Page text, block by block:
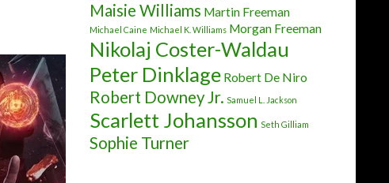
Maisie Williams Martin Freeman
Michael Caine Michael K. Williams Morgan Freeman
Nikolaj Coster-Waldau
Peter Dinklage Robert De Niro
Robert Downey Jr. Samuel L. Jackson
Scarlett Johansson Seth Gilliam
Sophie Turner